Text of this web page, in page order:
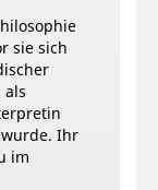
sie sich
als
Ihr
im